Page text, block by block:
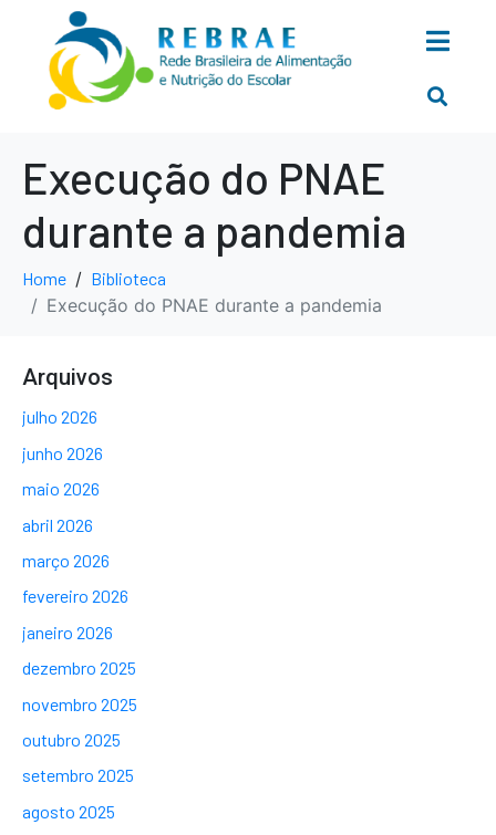
Execução do PNAE
durante a pandemia
Home Biblioteca
Execução do PNAE durante a pandemia
Arquivos
julho 2026
junho 2026
maio 2026
abril 2026
março 2026
fevereiro 2026
janeiro 2026
dezembro 2025
novembro 2025
outubro 2025
setembro 2025
agosto 2025